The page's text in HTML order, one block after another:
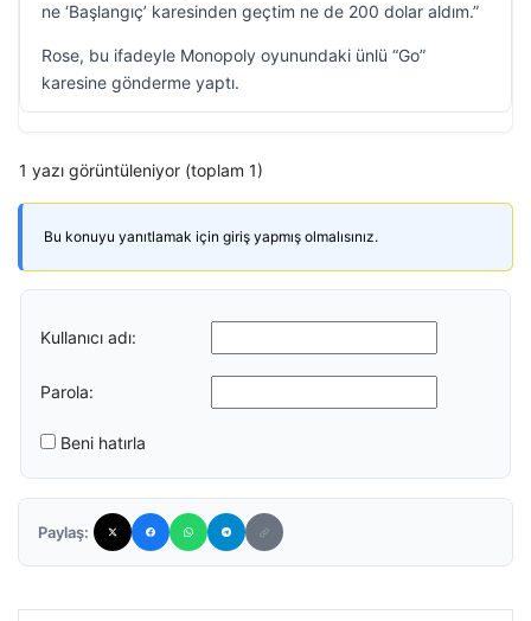
ne ‘Başlangıç’ karesinden geçtim ne de 200 dolar aldım.”
Rose, bu ifadeyle Monopoly oyunundaki ünlü “Go”
karesine gönderme yaptı.
1 yazı görüntüleniyor (toplam 1)
Bu konuyu yanıtlamak için giriş yapmış olmalısınız.
Kullanıcı adı:
Parola:
Beni hatırla
Paylaş: